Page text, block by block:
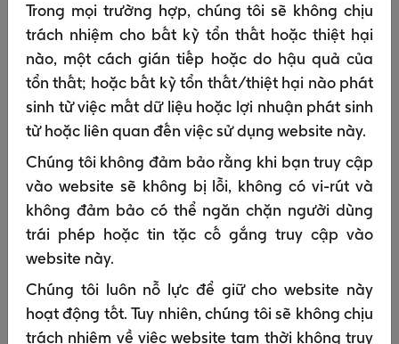
Để thực hiện hoặc bảo vệ GSK trước các vụ
kiện tụng có khả năng xảy ra, có nguy cơ xảy
ra hoặc thực tế đang xảy ra.
Để điều tra và thực hiện hành động chống lại
hành vi bất hợp pháp hoặc có hại của người
dùng.
Để bảo vệ GSK, lợi ích thiết yếu của bạn hoặc
của người khác;
Để thu được thông tin chuyên sâu và phản hồi
về các sản phẩm và dịch vụ của chúng tôi
nhằm sửa chữa hoặc cải thiện chúng, bằng
cách phân tích thông tin từ các nguồn bên
ngoài như Google, Facebook và Twitter (và các
dịch vụ khác);
Trong mọi trường hợp, chúng tôi sẽ không chịu
trách nhiệm cho bất kỳ tổn thất hoặc thiệt hại
nào, một cách gián tiếp hoặc do hậu quả của
tổn thất; hoặc bất kỳ tổn thất/thiệt hại nào phát
sinh từ việc mất dữ liệu hoặc lợi nhuận phát sinh
từ hoặc liên quan đến việc sử dụng website này.
Chúng tôi không đảm bảo rằng khi bạn truy cập
vào website sẽ không bị lỗi, không có vi-rút và
không đảm bảo có thể ngăn chặn người dùng
trái phép hoặc tin tặc cố gắng truy cập vào
website này.
Chúng tôi luôn nỗ lực để giữ cho website này
hoạt động tốt. Tuy nhiên, chúng tôi sẽ không chịu
trách nhiệm về việc website tạm thời không truy